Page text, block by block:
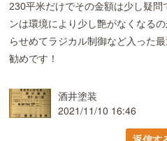
230平米だけでその金額は少し疑問
ンは環境により少し艶がなくなる
らせめてラジカル制御など入った
勧めです！
酒井塗装
2021/11/10 16:46